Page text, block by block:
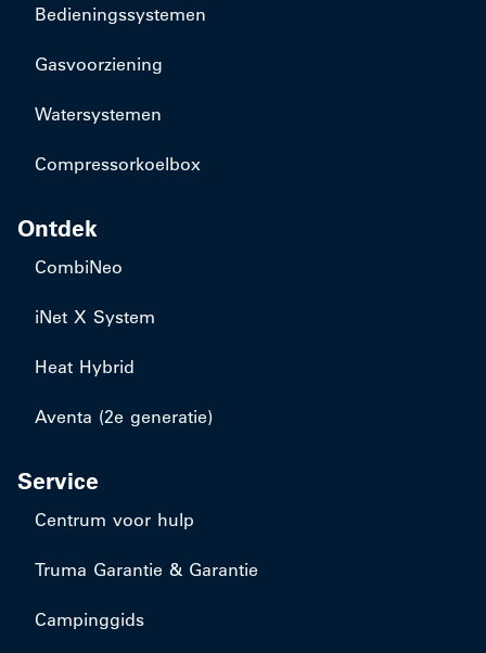
Bedieningssystemen
Gasvoorziening
Watersystemen
Compressorkoelbox
Ontdek
CombiNeo
iNet X System
Heat Hybrid
Aventa (2e generatie)
Service
Centrum voor hulp
Truma Garantie & Garantie
Campinggids